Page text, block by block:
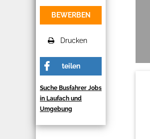
BEWERBEN
Drucken
teilen
Suche Busfahrer Jobs
in Laufach und
Umgebung